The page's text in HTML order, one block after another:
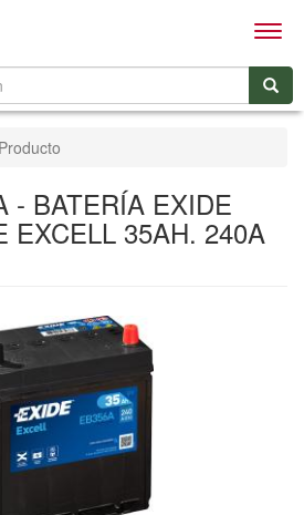
Producto
- BATERÍA EXIDE
EXCELL 35AH. 240A